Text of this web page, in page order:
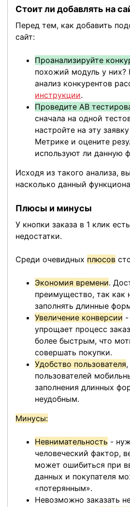
Стоит ли добавлять на
Перед тем, как добавить
сайт:
Проанализируйте
похожий модуль у них?
анализ конкурентов
инструкции.
Проведите АВ
сначала на одной
настройте на эту
Метрике и оцените
используют ли данную
Исходя из такого анализа,
насколько данный
Плюсы и минусы
У кнопки заказа в 1 клик
недостатки.
Среди очевидных плюсов
Экономия времени.
преимущество, так как
заполнять длинные
Увеличение конверсии
упрощает процесс
более быстрым, что
совершать покупки.
Удобство пользователя
пользователей
заполнения длинных
неудобным.
Минусы:
Невнимательность -
человеческий фактор,
может ошибиться при
данных и покупателя
«потерянным».
Невозможно заказать